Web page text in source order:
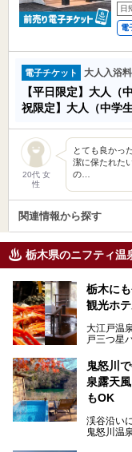
日
電
電子チケット 大人入浴
【平日限定】大人（
祝限定】大人（中学
20代 女
性
とても良かっ
潔に保たれた
の…
関連情報から探す
栃木県のニフティ温
栃木に
観光ホ
大江戸温
戸三つ星
ここは首
建つホテ
ナ、フリ
ポットが
たり。
そんな「
鬼怒川
泉露天
もOK
渓谷沿い
鬼怒川温